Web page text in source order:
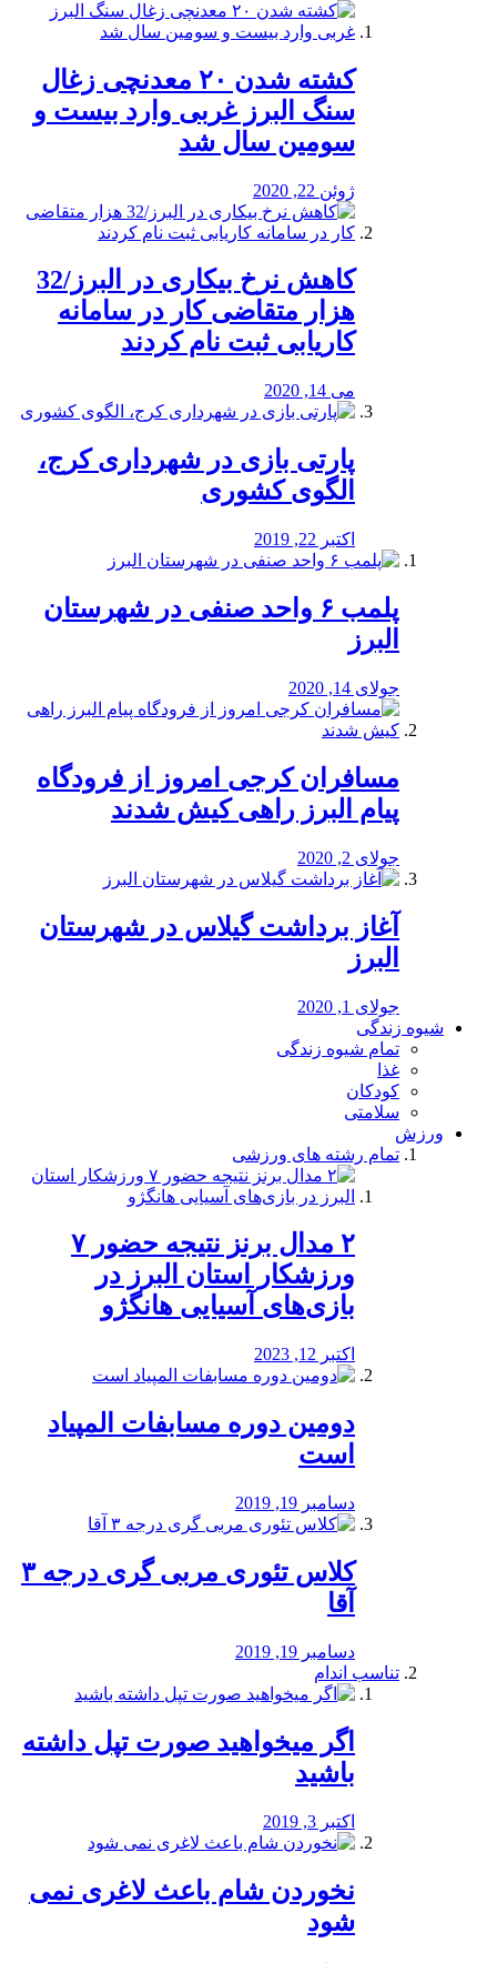
کشته شدن ۲۰ معدنچی زغال
سنگ البرز غربی وارد بیست و
سومین سال شد
ژوئن 22, 2020
کاهش نرخ بیکاری در البرز/32
هزار متقاضی کار در سامانه
کاریابی ثبت نام کردند
می 14, 2020
پارتی بازی در شهرداری کرج،
الگوی کشوری
اکتبر 22, 2019
پلمب ۶ واحد صنفی در شهرستان
البرز
جولای 14, 2020
مسافران کرجی امروز از فرودگاه
پیام البرز راهی کیش شدند
جولای 2, 2020
آغاز برداشت گیلاس در شهرستان
البرز
جولای 1, 2020
شیوه زندگی
تمام شیوه زندگی
غذا
کودکان
سلامتی
ورزش
تمام رشته های ورزشی
۲ مدال برنز نتیجه حضور ۷
ورزشکار استان البرز در
بازی‌های آسیایی هانگژو
اکتبر 12, 2023
دومین دوره مسابفات المپیاد
است
دسامبر 19, 2019
کلاس تئوری مربی گری درجه ۳
آقا
دسامبر 19, 2019
تناسب اندام
اگر میخواهید صورت تپل داشته
باشید
اکتبر 3, 2019
نخوردن شام باعث لاغری نمی
‌شود